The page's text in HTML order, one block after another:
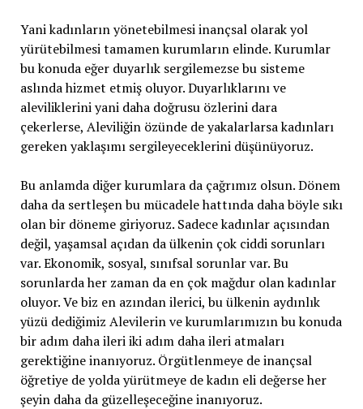
Yani kadınların yönetebilmesi inançsal olarak yol
yürütebilmesi tamamen kurumların elinde. Kurumlar
bu konuda eğer duyarlık sergilemezse bu sisteme
aslında hizmet etmiş oluyor. Duyarlıklarını ve
aleviliklerini yani daha doğrusu özlerini dara
çekerlerse, Aleviliğin özünde de yakalarlarsa kadınları
gereken yaklaşımı sergileyeceklerini düşünüyoruz.
Bu anlamda diğer kurumlara da çağrımız olsun. Dönem
daha da sertleşen bu mücadele hattında daha böyle sıkı
olan bir döneme giriyoruz. Sadece kadınlar açısından
değil, yaşamsal açıdan da ülkenin çok ciddi sorunları
var. Ekonomik, sosyal, sınıfsal sorunlar var. Bu
sorunlarda her zaman da en çok mağdur olan kadınlar
oluyor. Ve biz en azından ilerici, bu ülkenin aydınlık
yüzü dediğimiz Alevilerin ve kurumlarımızın bu konuda
bir adım daha ileri iki adım daha ileri atmaları
gerektiğine inanıyoruz. Örgütlenmeye de inançsal
öğretiye de yolda yürütmeye de kadın eli değerse her
şeyin daha da güzelleşeceğine inanıyoruz.